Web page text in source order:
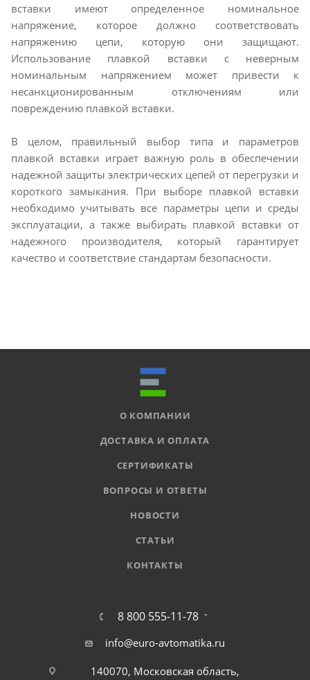
вставки имеют определенное номинальное
напряжение, которое должно соответствовать
напряжению цепи, которую они защищают.
Использование плавкой вставки с неверным
номинальным напряжением может привести к
несанкционированным отключениям или
повреждению плавкой вставки.
В целом, правильный выбор типа и параметров
плавкой вставки играет важную роль в обеспечении
надежной защиты электрических цепей от перегрузки и
короткого замыкания. При выборе плавкой вставки
необходимо учитывать все параметры цепи и среды
эксплуатации, а также выбирать плавкой вставки от
надежного производителя, который гарантирует
качество и соответствие стандартам безопасности.
О КОМПАНИИ
ДОСТАВКА И ОПЛАТА
СЕРТИФИКАТЫ
ВОПРОСЫ И ОТВЕТЫ
НОВОСТИ
СТАТЬИ
КОНТАКТЫ
8 800 555-11-78
info@euro-avtomatika.ru
140070, Московская область,